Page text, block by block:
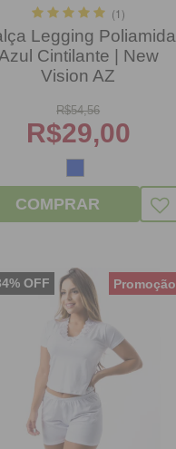
(1)
Legging Poliamida
Cintilante | New
Vision AZ
R$54,56
R$29,00
COMPRAR
OFF